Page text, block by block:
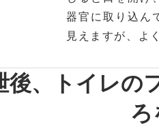
器官に取り込ん
見えますが、よ
後、トイレの
ろ